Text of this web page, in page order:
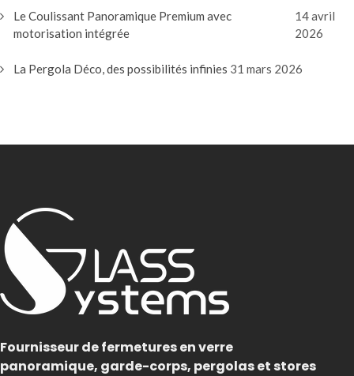
Le Coulissant Panoramique Premium avec
motorisation intégrée
14 avril
2026
La Pergola Déco, des possibilités infinies 31 mars 2026
Fournisseur de fermetures en verre
panoramique, garde-corps, pergolas et stores